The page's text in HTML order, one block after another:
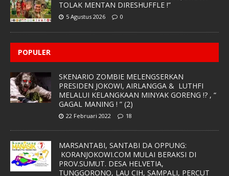
TOLAK MENTAN DIRESHUFFLE !”
5 Agustus 2026 0
POPULER
SKENARIO ZOMBIE MELENGSERKAN
PRESIDEN JOKOWI, AIRLANGGA & LUTHFI
MELALUI KELANGKAAN MINYAK GORENG !? , “
GAGAL MANING ! ” (2)
22 Februari 2022 18
MARSANTABI, SANTABI DA OPPUNG:
KORANJOKOWI.COM MULAI BERAKSI DI
PROV.SUMUT. DESA HELVETIA,
TUNGGORONO, LAU CIH, SAMPALI, PERCUT